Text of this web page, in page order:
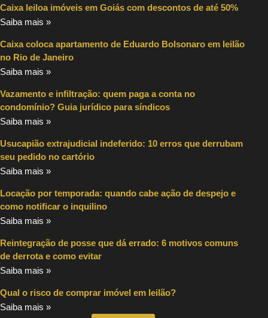
Caixa leiloa imóveis em Goiás com descontos de até 50%
Saiba mais »
Caixa coloca apartamento de Eduardo Bolsonaro em leilão
no Rio de Janeiro
Saiba mais »
Vazamento e infiltração: quem paga a conta no
condomínio? Guia jurídico para síndicos
Saiba mais »
Usucapião extrajudicial indeferido: 10 erros que derrubam
seu pedido no cartório
Saiba mais »
Locação por temporada: quando cabe ação de despejo e
como notificar o inquilino
Saiba mais »
Reintegração de posse que dá errado: 6 motivos comuns
de derrota e como evitar
Saiba mais »
Qual o risco de comprar imóvel em leilão?
Saiba mais »